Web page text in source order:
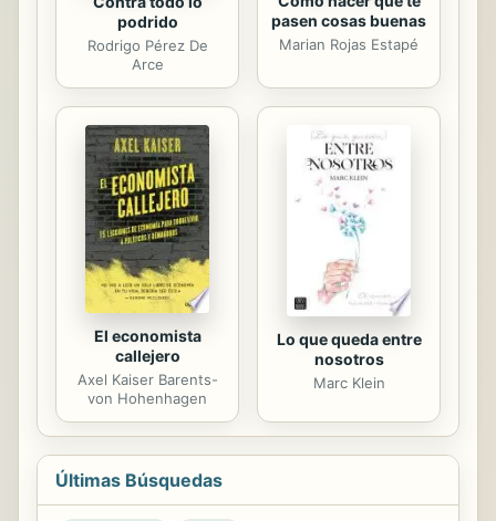
podrido
Rodrigo Pérez De
Arce
pasen cosas buenas
Marian Rojas Estapé
El economista
callejero
Axel Kaiser Barents-
von Hohenhagen
Lo que queda entre
nosotros
Marc Klein
Últimas Búsquedas